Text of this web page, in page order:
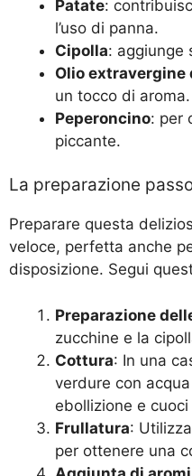
Patate:
l’uso di panna.
Cipolla: aggiunge
Olio extravergine
un tocco di aroma.
Peperoncino: per
piccante.
La preparazione
Preparare questa
veloce, perfetta anche
disposizione. Segui
Preparazione
zucchine e la
Cottura: In una
verdure con
ebollizione e
Frullatura:
per ottenere una